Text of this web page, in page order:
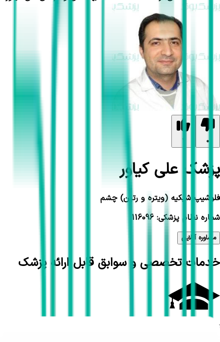
0
1
پزشک علی کیاور
فلوشیپ شبکیه (ویتره و رتین) چشم
شماره نظام پزشکی: 116096
مشاوره آنلاین
خدمات تخصصی و سوابق قابل ارائه پزشک
تحصیلات و سوابق علمی